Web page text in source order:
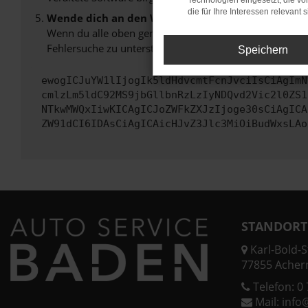
Wende dich an den Webseitenbetreiber.
Wenn du alle oben genannten Schritte versucht hast,
Fehlersuche zu unterstützen:
Karl-Bold-
77855
Telefon: 0
Mail:
die für Ihre Interessen relevant
Speichern